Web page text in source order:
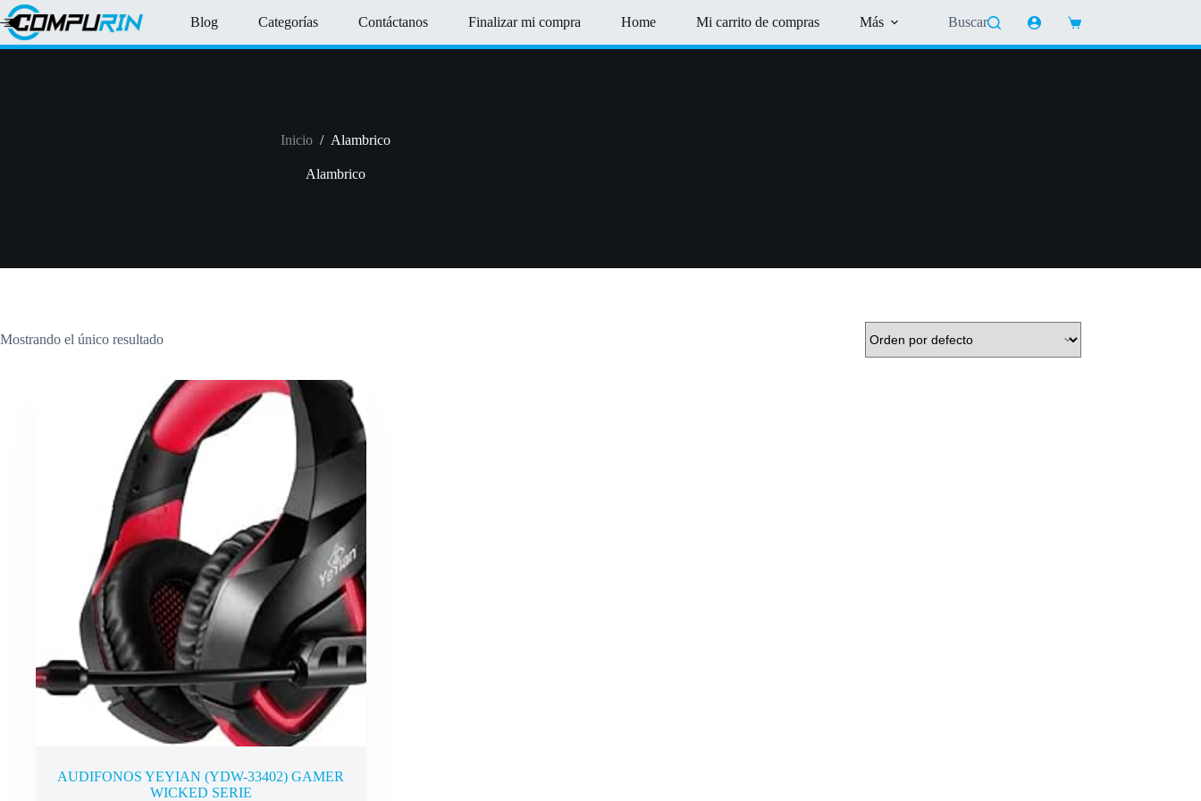
Saltar
al
contenido
Blog Categorías Contáctanos Finalizar mi compra Home Mi carrito de compras Más Buscar
Shopping
cart
Inicio / Alambrico
Alambrico
Mostrando el único resultado
AUDIFONOS YEYIAN (YDW-33402) GAMER
WICKED SERIE